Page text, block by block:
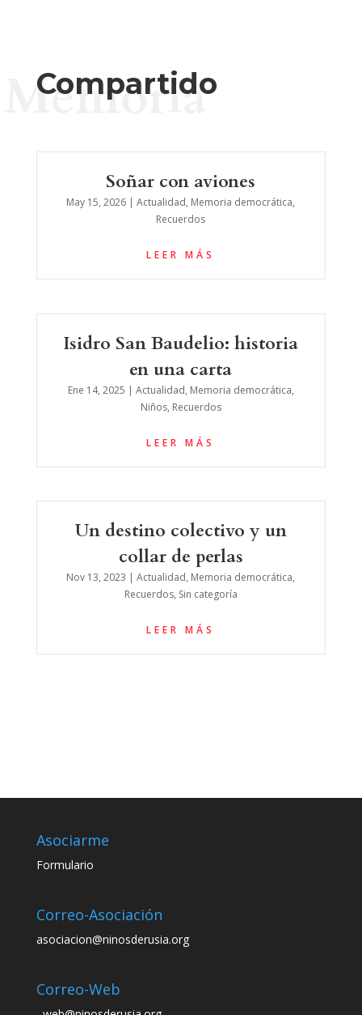
Compartido
Memoria
Soñar con aviones
May 15, 2026 |Actualidad, Memoria democrática,
Recuerdos
LEER MÁS
Isidro San Baudelio: historia
en una carta
Ene 14, 2025 | Actualidad, Memoria democrática,
Niños, Recuerdos
LEER MÁS
Un destino colectivo y un
collar de perlas
Nov 13, 2023 |Actualidad, Memoria democrática,
Recuerdos, Sin categoría
LEER MÁS
Asociarme
Formulario
Correo-Asociación
asociacion@ninosderusia.org
Correo-Web